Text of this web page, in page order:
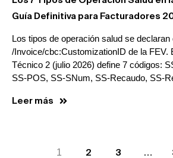
Guía Definitiva para Facturadores
Los tipos de operación salud se declaran
/Invoice/cbc:CustomizationID de la FEV.
Técnico 2 (julio 2026) define 7 códigos:
SS-POS, SS-SNum, SS-Recaudo, SS-
Leer más
1 2 3 …